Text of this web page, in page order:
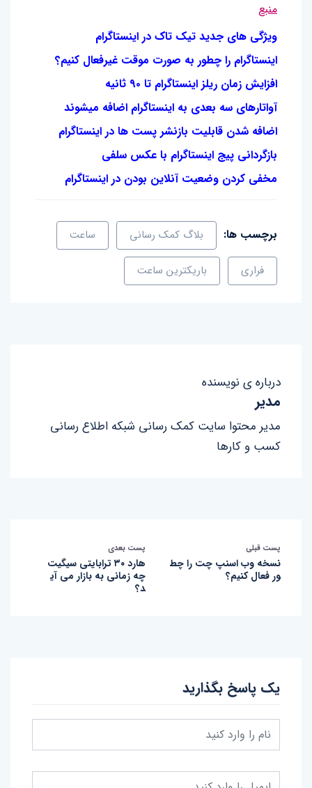
منبع
ویژگی های جدید تیک تاک در اینستاگرام
اینستاگرام را چطور به صورت موقت غیرفعال کنیم؟
افزایش زمان ریلز اینستاگرام تا ۹۰ ثانیه
آواتارهای سه بعدی به اینستاگرام اضافه میشوند
اضافه شدن قابلیت بازنشر پست ها در اینستاگرام
بازگردانی پیج اینستاگرام با عکس سلفی
مخفی کردن وضعیت آنلاین بودن در اینستاگرام
برچسب ها: بلاگ کمک رسانی ساعت
فراری باریکترین ساعت
درباره ی نویسنده
مدیر
مدیر محتوا سایت کمک رسانی شبکه اطلاع رسانی
کسب و کارها
پست قبلی
نسخه وب اسنپ چت را چط
ور فعال کنیم؟
پست بعدی
هارد ۳۰ ترابایتی سیگیت
چه زمانی به بازار می آی
د؟
یک پاسخ بگذارید